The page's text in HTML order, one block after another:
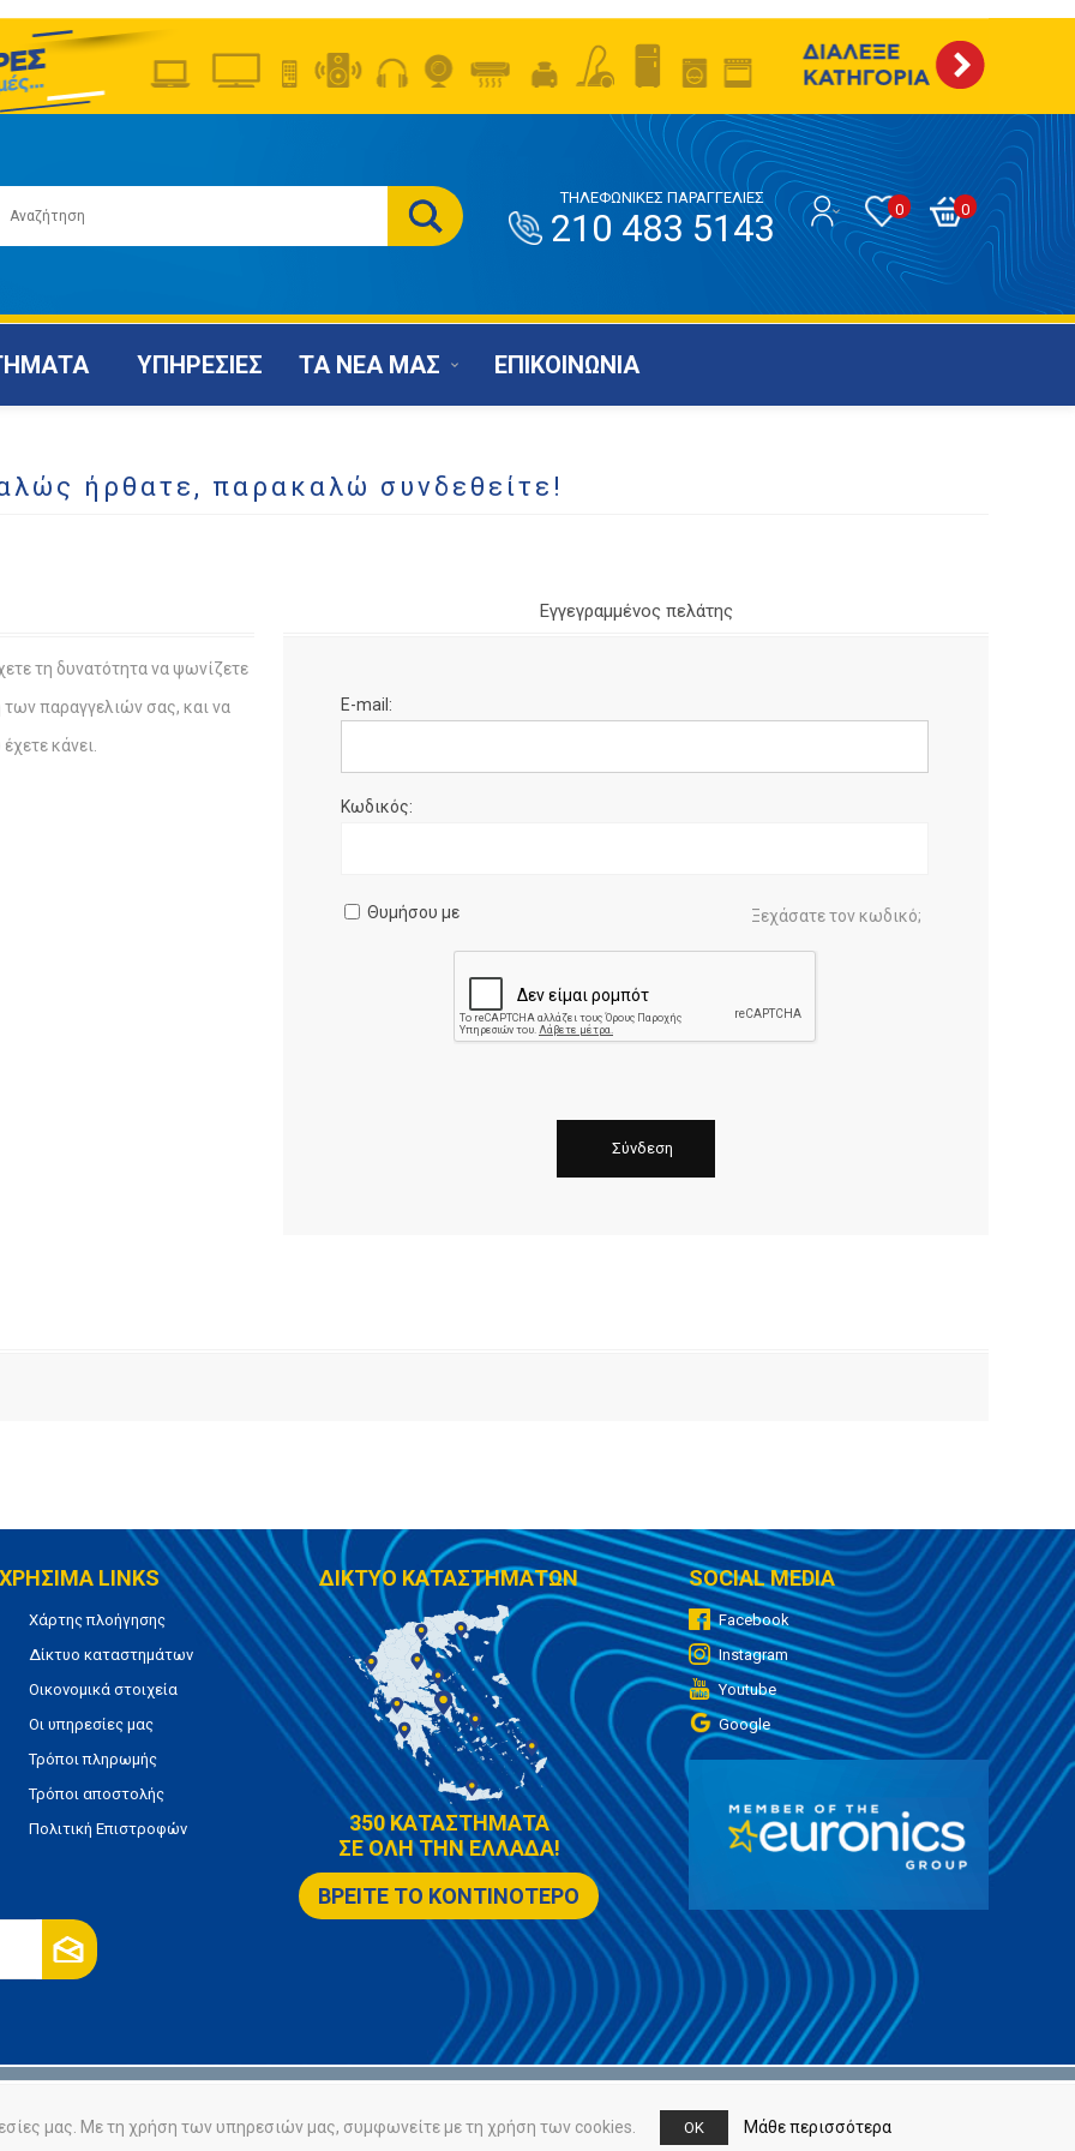
0
0
ΤΗΛΕΦΩΝΙΚΕΣ ΠΑΡΑΓΓΕΛΙΕΣ
210 483 5143
ΥΠΗΡΕΣΙΕΣ ΤΑ ΝΕΑ ΜΑΣ ΕΠΙΚΟΙΝΩΝΙΑ
ήρθατε, παρακαλώ συνδεθείτε!
τη δυνατότητα να ψωνίζετε
των παραγγελιών σας, και να
κάνει.
Εγγεγραμμένος πελάτης
E-mail:
Κωδικός:
Θυμήσου με Ξεχάσατε τον κωδικό;
ΧΡΗΣΙΜΑ LINKS
Χάρτης πλοήγησης
Δίκτυο καταστημάτων
Οικονομικά στοιχεία
Οι υπηρεσίες μας
Τρόποι πληρωμής
Τρόποι αποστολής
Πολιτική Επιστροφών
ΔΙΚΤΥΟ ΚΑΤΑΣΤΗΜΑΤΩΝ
350 ΚΑΤΑΣΤΗΜΑΤΑ
ΣΕ ΟΛΗ ΤΗΝ ΕΛΛΑΔΑ!
ΒΡΕΙΤΕ ΤΟ ΚΟΝΤΙΝΟΤΕΡΟ
SOCIAL MEDIA
Facebook
Instagram
Youtube
Google
Powered bynopCommerce
μας. Με τη χρήση των υπηρεσιών μας, συμφωνείτε με τη χρήση των cookies. OK Μάθε περισσότερα